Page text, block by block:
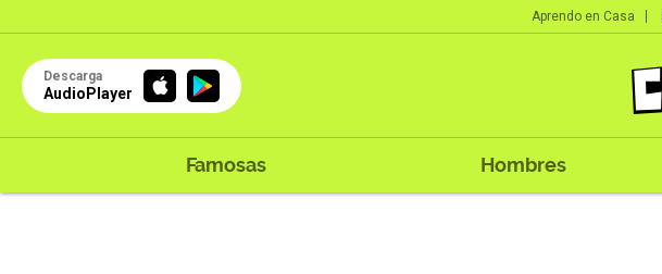
Aprendo en Casa
Descarga
AudioPlayer
Famosas Hombres